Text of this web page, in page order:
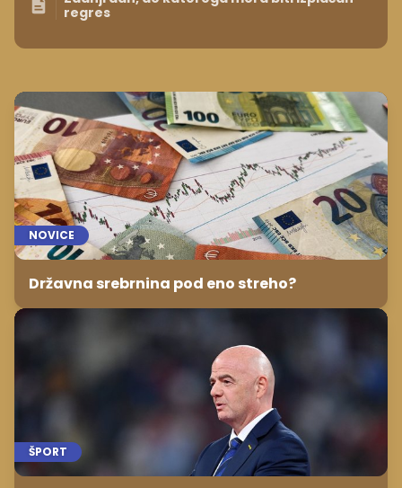
regres
NOVICE
Državna srebrnina pod eno streho?
ŠPORT